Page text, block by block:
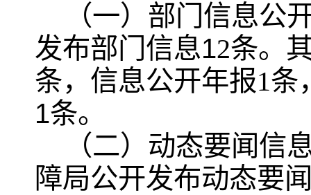
（一） 部门信息公
发布部门信息12条。
条，信息公开年报1条
1条。
（二） 动态要闻信
障局公开发布动态要